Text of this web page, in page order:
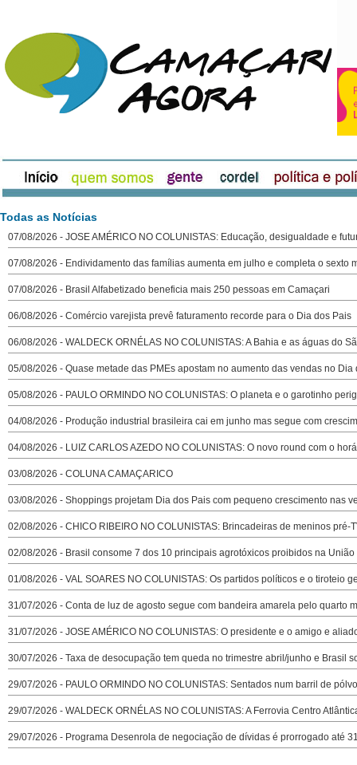
Todas as Notícias
07/08/2026 - JOSE AMÉRICO NO COLUNISTAS: Educação, desigualdade e
07/08/2026 - Endividamento das famílias aumenta em julho e completa o sexto
07/08/2026 - Brasil Alfabetizado beneficia mais 250 pessoas em Camaçari
06/08/2026 - Comércio varejista prevê faturamento recorde para o Dia dos Pais
06/08/2026 - WALDECK ORNÉLAS NO COLUNISTAS: A Bahia e as águas do
05/08/2026 - Quase metade das PMEs apostam no aumento das vendas no
05/08/2026 - PAULO ORMINDO NO COLUNISTAS: O planeta e o garotinho
04/08/2026 - Produção industrial brasileira cai em junho mas segue com
04/08/2026 - LUIZ CARLOS AZEDO NO COLUNISTAS: O novo round com o
03/08/2026 - COLUNA CAMAÇARICO
03/08/2026 - Shoppings projetam Dia dos Pais com pequeno crescimento nas
02/08/2026 - CHICO RIBEIRO NO COLUNISTAS: Brincadeiras de meninos pré-
02/08/2026 - Brasil consome 7 dos 10 principais agrotóxicos proibidos na
01/08/2026 - VAL SOARES NO COLUNISTAS: Os partidos políticos e o tiroteio
31/07/2026 - Conta de luz de agosto segue com bandeira amarela pelo quarto
31/07/2026 - JOSE AMÉRICO NO COLUNISTAS: O presidente e o amigo e
30/07/2026 - Taxa de desocupação tem queda no trimestre abril/junho e Brasil
29/07/2026 - PAULO ORMINDO NO COLUNISTAS: Sentados num barril de
29/07/2026 - WALDECK ORNÉLAS NO COLUNISTAS: A Ferrovia Centro
29/07/2026 - Programa Desenrola de negociação de dívidas é prorrogado até